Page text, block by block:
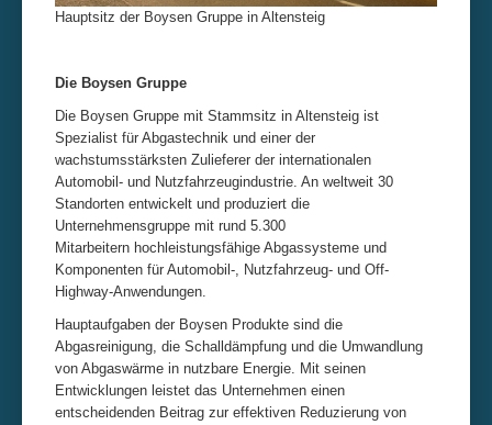
Hauptsitz der Boysen Gruppe in Altensteig
Die Boysen Gruppe
Die Boysen Gruppe mit Stammsitz in Altensteig ist
Spezialist für Abgastechnik und einer der
wachstumsstärksten Zulieferer der internationalen
Automobil- und Nutzfahrzeugindustrie. An weltweit 30
Standorten entwickelt und produziert die
Unternehmensgruppe mit rund 5.300
Mitarbeitern hochleistungsfähige Abgassysteme und
Komponenten für Automobil-, Nutzfahrzeug- und Off-
Highway-Anwendungen.
Hauptaufgaben der Boysen Produkte sind die
Abgasreinigung, die Schalldämpfung und die Umwandlung
von Abgaswärme in nutzbare Energie. Mit seinen
Entwicklungen leistet das Unternehmen einen
entscheidenden Beitrag zur effektiven Reduzierung von